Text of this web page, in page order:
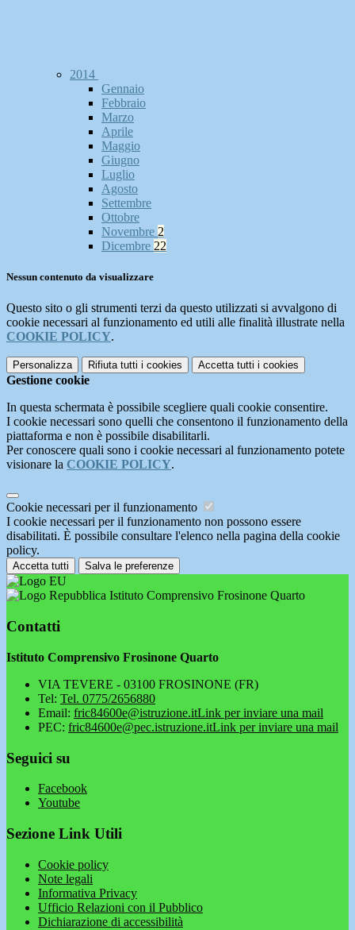
2014
Gennaio
Febbraio
Marzo
Aprile
Maggio
Giugno
Luglio
Agosto
Settembre
Ottobre
Novembre 2
Dicembre 22
Nessun contenuto da visualizzare
Questo sito o gli strumenti terzi da questo utilizzati si avvalgono di
cookie necessari al funzionamento ed utili alle finalità illustrate nella
COOKIE POLICY.
Personalizza Rifiuta tutti i cookies Accetta tutti i cookies
Gestione cookie
In questa schermata è possibile scegliere quali cookie consentire.
I cookie necessari sono quelli che consentono il funzionamento della
piattaforma e non è possibile disabilitarli.
Per conoscere quali sono i cookie necessari al funzionamento potete
visionare la COOKIE POLICY.
Cookie necessari per il funzionamento
I cookie necessari per il funzionamento non possono essere
disabilitati. È possibile consultare l'elenco nella pagina della cookie
policy.
Accetta tutti Salva le preferenze
Istituto Comprensivo Frosinone Quarto
Contatti
Istituto Comprensivo Frosinone Quarto
VIA TEVERE - 03100 FROSINONE (FR)
Tel: Tel. 0775/2656880
Email: fric84600e@istruzione.itLink per inviare una mail
PEC: fric84600e@pec.istruzione.itLink per inviare una mail
Seguici su
Facebook
Youtube
Sezione Link Utili
Cookie policy
Note legali
Informativa Privacy
Ufficio Relazioni con il Pubblico
Dichiarazione di accessibilità